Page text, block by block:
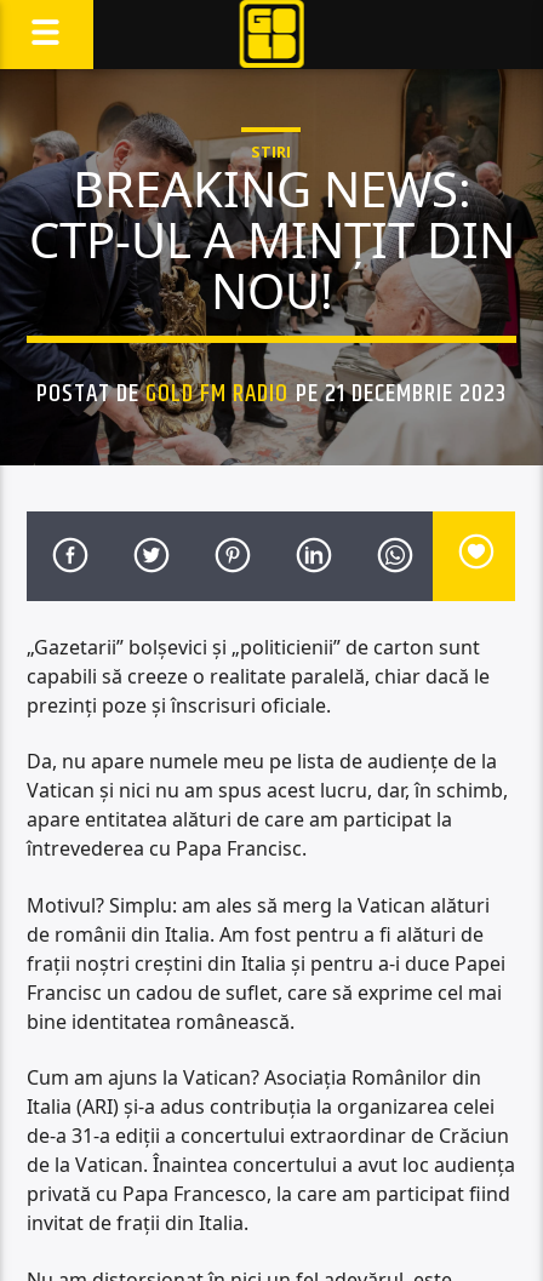
STIRI
BREAKING NEWS:
CTP-UL A MINȚIT DIN
NOU!
POSTAT DEGOLD FM RADIOPE 21 DECEMBRIE 2023
„Gazetarii” bolșevici și „politicienii” de carton sunt
capabili să creeze o realitate paralelă, chiar dacă le
prezinți poze și înscrisuri oficiale.
Da, nu apare numele meu pe lista de audiențe de la
Vatican și nici nu am spus acest lucru, dar, în schimb,
apare entitatea alături de care am participat la
întrevederea cu Papa Francisc.
Motivul? Simplu: am ales să merg la Vatican alături
de românii din Italia. Am fost pentru a fi alături de
frații noștri creștini din Italia și pentru a-i duce Papei
Francisc un cadou de suflet, care să exprime cel mai
bine identitatea românească.
Cum am ajuns la Vatican? Asociația Românilor din
Italia (ARI) și-a adus contribuția la organizarea celei
de-a 31-a ediții a concertului extraordinar de Crăciun
de la Vatican. Înaintea concertului a avut loc audiența
privată cu Papa Francesco, la care am participat fiind
invitat de frații din Italia.